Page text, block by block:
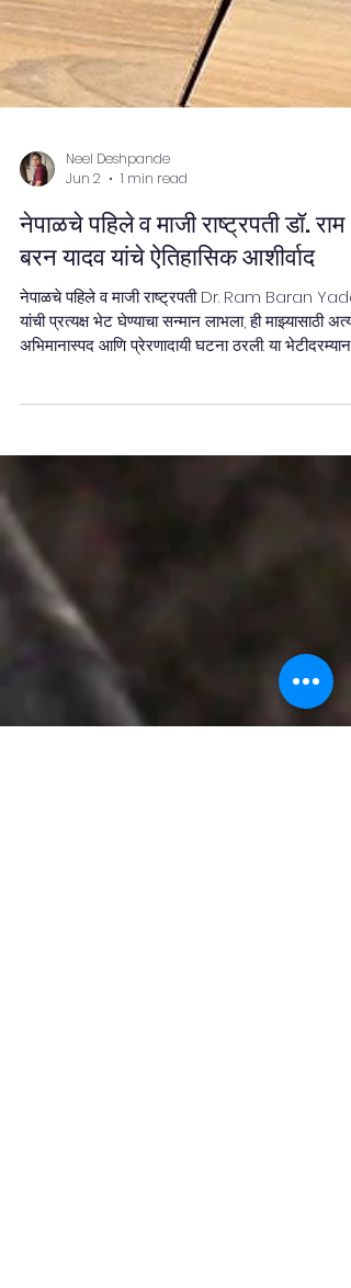
Neel Deshpande
Jun 2
1 min read
बरन यादव यांचे ऐतिहासिक आशीर्वाद
विविध शैक्षणिक उपलब्धींचा गौरव करत भारत-नेपाळ शैक्षणिक
संशोधनात्मक सहकार्य अधिक दृढ करण्याची आवश्यकता
अधोरेखित केली. विशेषतः नेपाळमधील विद्यापीठांशी ज्ञान,
संशोधन आणि नवोपक्रमाच्या क्षेत्रात अधिक व्यापक सहकार्य
निर्माण करण्याचे त्यांनी आवाहन केले. य